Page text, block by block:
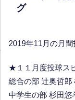
グ
2019年11月の月間
★１１月度投球ス
総合の部 辻奥哲郎
中学生の部 杉田悠